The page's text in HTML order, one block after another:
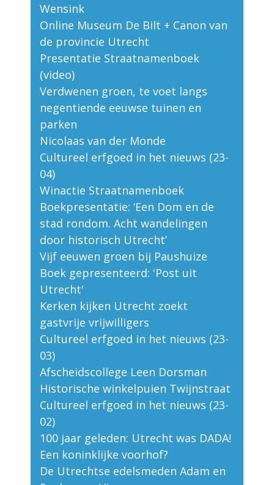
Wensink
Online Museum De Bilt + Canon van
de provincie Utrecht
Presentatie Straatnamenboek
(video)
Verdwenen groen, te voet langs
negentiende eeuwse tuinen en
parken
Nicolaas van der Monde
Cultureel erfgoed in het nieuws (23-
04)
Winactie Straatnamenboek
Boekpresentatie: ‘Een Dom en de
stad rondom. Acht wandelingen
door historisch Utrecht’
Vijf eeuwen groen bij Paushuize
Boek gepresenteerd: 'Post uit
Utrecht'
Kerken kijken Utrecht zoekt
gastvrije vrijwilligers
Cultureel erfgoed in het nieuws (23-
03)
Afscheidscollege Leen Dorsman
Historische winkelpuien Twijnstraat
Cultureel erfgoed in het nieuws (23-
02)
100 jaar geleden: Utrecht was DADA!
Een koninklijke voorhof?
De Utrechtse edelsmeden Adam en